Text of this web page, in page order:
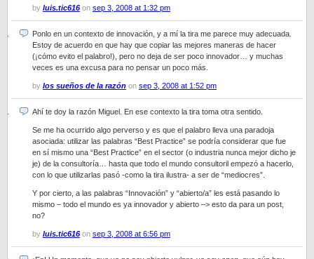
by luis.tic616 on sep 3, 2008 at 1:32 pm
Ponlo en un contexto de innovación, y a mí la tira me parece muy adecuada.
Estoy de acuerdo en que hay que copiar las mejores maneras de hacer
(¡cómo evito el palabro!), pero no deja de ser poco innovador… y muchas
veces es una excusa para no pensar un poco más.
by los sueños de la razón on sep 3, 2008 at 1:52 pm
Ahí te doy la razón Miguel. En ese contexto la tira toma otra sentido.
Se me ha ocurrido algo perverso y es que el palabro lleva una paradoja
asociada: utilizar las palabras “Best Practice” se podría considerar que fue
en sí mismo una “Best Practice” en el sector (o industria nunca mejor dicho je
je) de la consultoría… hasta que todo el mundo consultoril empezó a hacerlo,
con lo que utilizarlas pasó -como la tira ilustra- a ser de “mediocres”.
Y por cierto, a las palabras “Innovación” y “abierto/a” les está pasando lo
mismo – todo el mundo es ya innovador y abierto –> esto da para un post,
no?
by luis.tic616 on sep 3, 2008 at 6:56 pm